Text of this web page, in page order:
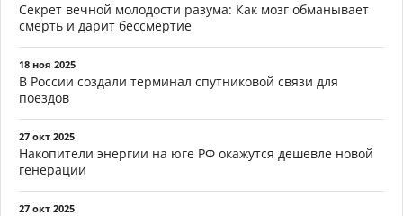
Секрет вечной молодости разума: Как мозг обманывает
смерть и дарит бессмертие
18 ноя 2025
В России создали терминал спутниковой связи для
поездов
27 окт 2025
Накопители энергии на юге РФ окажутся дешевле новой
генерации
27 окт 2025